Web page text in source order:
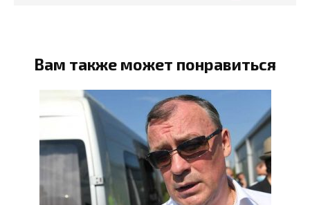
Вам также может понравиться